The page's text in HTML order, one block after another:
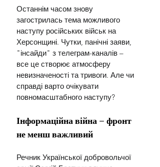
Останнім часом знову
загострилась тема можливого
наступу російських військ на
Херсонщині. Чутки, панічні заяви,
"інсайди" з телеграм-каналів –
все це створює атмосферу
невизначеності та тривоги. Але чи
справді варто очікувати
повномасштабного наступу?
Інформаційна війна – фронт
не менш важливий
Речник Української добровольчої